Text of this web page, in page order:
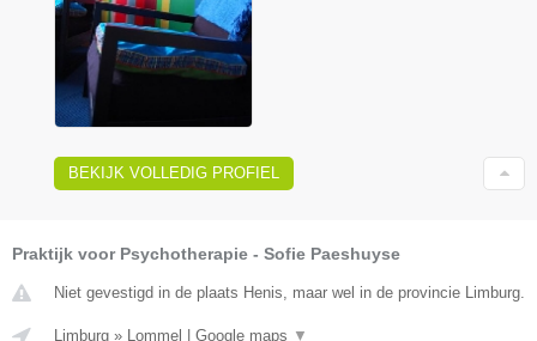
BEKIJK VOLLEDIG PROFIEL
Praktijk voor Psychotherapie - Sofie Paeshuyse
Niet gevestigd in de plaats Henis, maar wel in de provincie Limburg.
Limburg » Lommel Google maps ▼